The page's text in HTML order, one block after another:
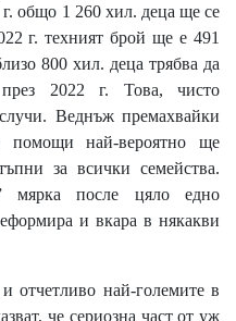
общо 1 260 хил. деца ще се
г. техният брой ще е 491
800 хил. деца трябва да
2022 г. Това, чисто
Веднъж премахвайки
помощи най-вероятно ще
за всички семейства.
мярка после цяло едно
и вкара в някакви
отчетливо най-големите в
че сериозна част от уж